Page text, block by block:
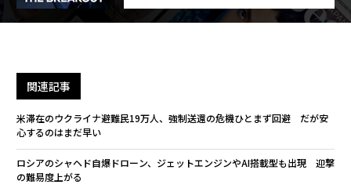
関連記事
米滞在のウクライナ避難民19万人、強制送還の危機ひとまず回避 だが安
心するのはまだ早い
ロシアのシャヘド自爆ドローン、ジェットエンジンやAI搭載型も出現 迎撃
の難易度上がる